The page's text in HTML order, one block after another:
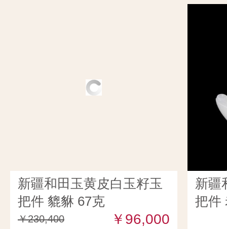
新疆和田玉黄皮白玉籽玉
把件 貔貅 67克
￥230,400 ￥96,000
新疆
把件